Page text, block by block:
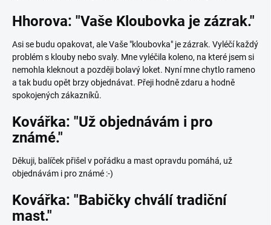
Hhorova: "Vaše Kloubovka je zázrak."
Asi se budu opakovat, ale Vaše "kloubovka" je zázrak. Vyléčí každý
problém s klouby nebo svaly. Mne vyléčila koleno, na které jsem si
nemohla kleknout a později bolavý loket. Nyní mne chytlo rameno
a tak budu opět brzy objednávat. Přeji hodně zdaru a hodně
spokojených zákazníků.
Kovářka: "Už objednávám i pro
známé."
Děkuji, balíček přišel v pořádku a mast opravdu pomáhá, už
objednávám i pro známé :-)
Kovářka: "Babičky chválí tradiční
mast."